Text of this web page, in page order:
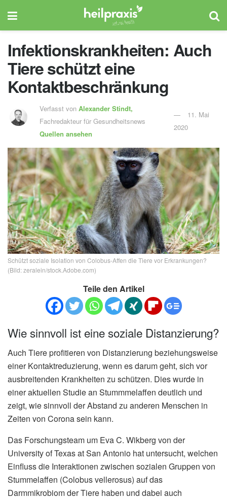
Infektionskrankheiten: Auch
Tiere schützt eine
Kontaktbeschränkung
Verfasst vonAlexander Stindt,
Fachredakteur für Gesundheitsnews
Quellen ansehen
11. Mai
2020
Schützt soziale Isolation von Colobus-Affen die Tiere vor Erkrankungen?
(Bild: zeralein/stock.Adobe.com)
Teile den Artikel
Wie sinnvoll ist eine soziale Distanzierung?
Auch Tiere profitieren von Distanzierung beziehungsweise
einer Kontaktreduzierung, wenn es darum geht, sich vor
ausbreitenden Krankheiten zu schützen. Dies wurde in
einer aktuellen Studie an Stummmelaffen deutlich und
zeigt, wie sinnvoll der Abstand zu anderen Menschen in
Zeiten von Corona sein kann.
Das Forschungsteam um Eva C. Wikberg von der
University of Texas at San Antonio hat untersucht, welchen
Einfluss die Interaktionen zwischen sozialen Gruppen von
Stummelaffen (Colobus vellerosus) auf das
Darmmikrobiom der Tiere haben und dabei auch